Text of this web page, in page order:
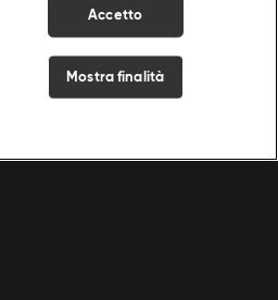
Accetto
Mostra finalità